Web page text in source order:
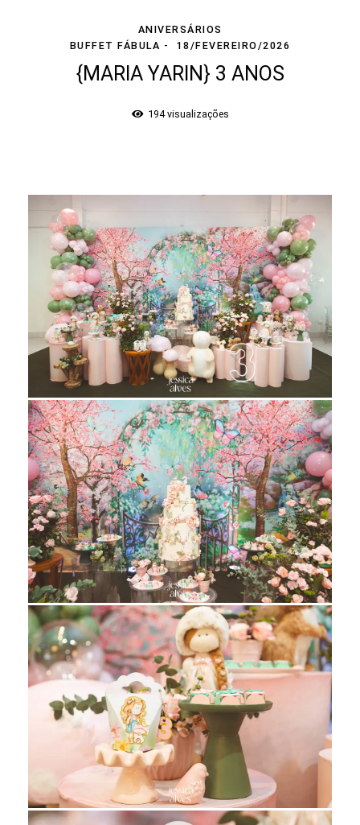
ANIVERSÁRIOS
BUFFET FÁBULA
18/FEVEREIRO/2026
{MARIA YARIN} 3 ANOS
194visualizações